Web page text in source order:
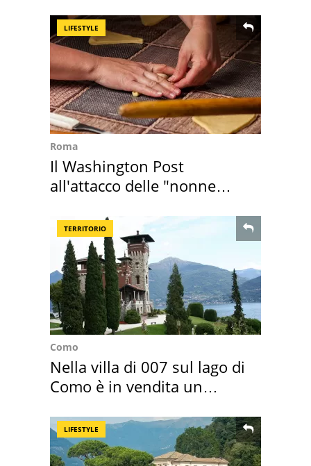
LIFESTYLE
Roma
Il Washington Post
all'attacco delle "nonne
TERRITORIO
Como
Nella villa di 007 sul lago di
Como è in vendita un
LIFESTYLE